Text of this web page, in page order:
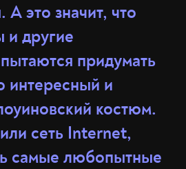
А это значит, что
и другие
придумать
интересный и
костюм.
сеть Internet,
самые любопытные